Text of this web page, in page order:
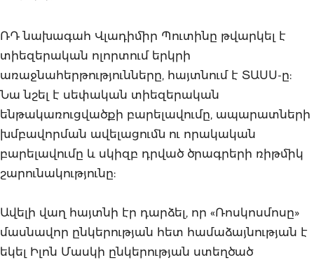
ՌԴ նախագահ Վլադիմիր Պուտինը թվարկել է
տիեզերական ոլորտում երկրի
առաջնահերթությունները, հայտնում է ՏԱՍՍ-ը:
Նա նշել է սեփական տիեզերական
ենթակառուցվածքի բարելավումը, ապարատների
խմբավորման ավելացումն ու որակական
բարելավումը և սկիզբ դրված ծրագրերի ռիթմիկ
շարունակությունը:
Ավելի վաղ հայտնի էր դարձել, որ «Ռոսկոսմոսը»
մասնավոր ընկերության հետ համաձայնության է
եկել Իլոն Մասկի ընկերության ստեղծած